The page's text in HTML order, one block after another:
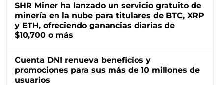
SHR Miner ha lanzado un servicio gratuito de
minería en la nube para titulares de BTC, XRP
y ETH, ofreciendo ganancias diarias de
$10,700 o más
Cuenta DNI renueva beneficios y
promociones para sus más de 10 millones de
usuarios